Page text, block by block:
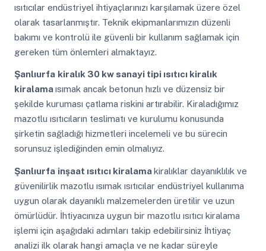
ısıtıcılar endüstriyel ihtiyaçlarınızı karşılamak üzere özel
olarak tasarlanmıştır. Teknik ekipmanlarımızın düzenli
bakımı ve kontrolü ile güvenli bir kullanım sağlamak için
gereken tüm önlemleri almaktayız.
Şanlıurfa kiralık 30 kw sanayi tipi ısıtıcı kiralık
kiralamaısımak ancak betonun hızlı ve düzensiz bir
şekilde kuruması çatlama riskini artırabilir. Kiraladığımız
mazotlu ısıtıcıların teslimatı ve kurulumu konusunda
şirketin sağladığı hizmetleri incelemeli ve bu sürecin
sorunsuz işlediğinden emin olmalıyız.
Şanlıurfa inşaat ısıtıcı kiralamakiralıklar dayanıklılık ve
güvenilirlik mazotlu ısımak ısıtıcılar endüstriyel kullanıma
uygun olarak dayanıklı malzemelerden üretilir ve uzun
ömürlüdür. İhtiyacınıza uygun bir mazotlu ısıtıcı kiralama
işlemi için aşağıdaki adımları takip edebilirsiniz İhtiyaç
analizi ilk olarak hangi amaçla ve ne kadar süreyle